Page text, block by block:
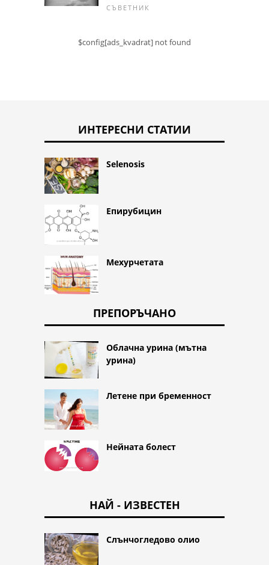
СЪВЕТНИК
$config[ads_kvadrat] not found
ИНТЕРЕСНИ СТАТИИ
Selenosis
Епирубицин
Мехурчетата
ПРЕПОРЪЧАНО
Облачна урина (мътна
урина)
Летене при бременност
Нейната болест
НАЙ - ИЗВЕСТЕН
Слънчогледово олио